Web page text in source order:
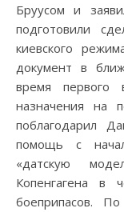
Бруусом и
подготовили
киевского
документ в
время первого
назначения на
поблагодарил
помощь с
«датскую
Копенгагена в
боеприпасов.